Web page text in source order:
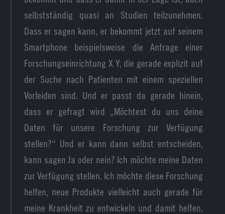
selbstständig quasi an Studien teilzunehmen.
Dass er sagen kann, er bekommt jetzt auf seinem
Smartphone beispielsweise die Anfrage einer
Forschungseinrichtung X Y, die gerade explizit auf
der Suche nach Patienten mit einem speziellen
Vorleiden sind. Und er passt da gerade hinein,
dass er gefragt wird „Möchtest du uns deine
Daten für unsere Forschung zur Verfügung
stellen?“ Und er kann dann selbst entscheiden,
kann sagen Ja oder nein? Ich möchte meine Daten
zur Verfügung stellen. Ich möchte diese Forschung
helfen, neue Produkte vielleicht auch gerade für
meine Krankheit zu entwickeln und damit helfen,